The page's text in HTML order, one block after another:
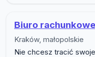
Biuro
Kraków, małopolskie
Nie chcesz tracić